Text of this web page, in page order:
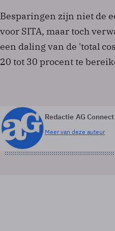
Besparingen zijn niet de
voor SITA, maar toch
een daling van de 'total
20 tot 30 procent te
Redactie AG Connect
Meer van deze auteur